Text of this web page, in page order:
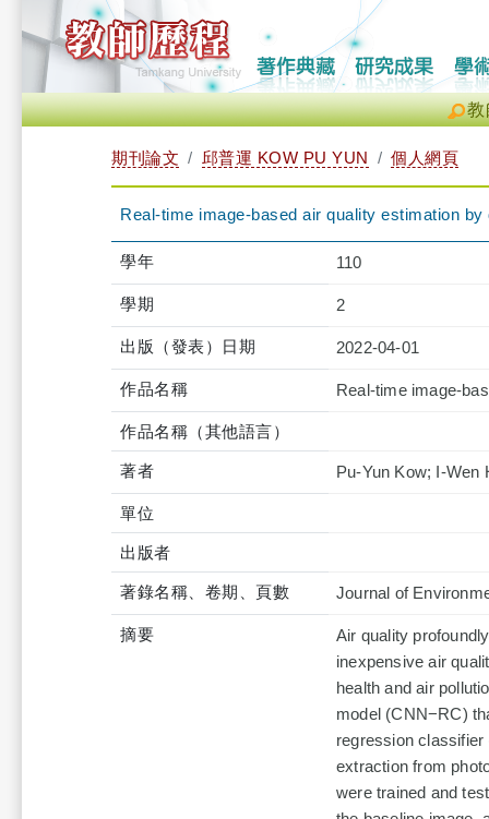
教
期刊論文 邱普運 KOW PU YUN 個人網頁
Real-time image-based air quality estimation
學年 110
學期 2
出版（發表）日期 2022-04-01
作品名稱 Real-time image-
作品名稱（其他語言）
著者 Pu-Yun Kow; I-Wen
單位
出版者
著錄名稱、卷期、頁數 Journal of
摘要
Air quality
inexpensive air
health and air
model (CNN−RC)
regression
extraction from
were trained and